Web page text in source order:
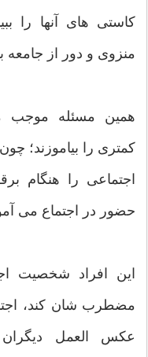
کاستی های آنها را
منزوی و دور از جامعه
همین مسئله موجب
کمتری را بیاموزند؛
اجتماعی را هنگام
حضور در اجتماع می
این افراد شخصیت
مضطرب شان کند،
عکس العمل دیگران